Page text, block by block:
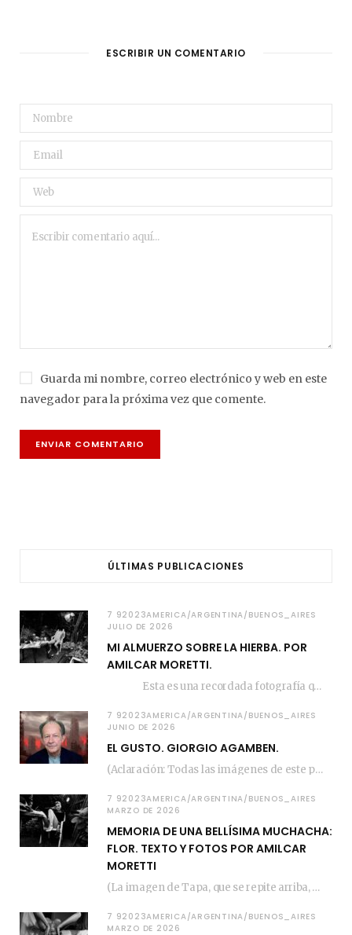
ESCRIBIR UN COMENTARIO
Guarda mi nombre, correo electrónico y web en este
navegador para la próxima vez que comente.
ÚLTIMAS PUBLICACIONES
7 92023AMERICA/ARGENTINA/BUENOS_AIRES
JULIO DE 2026
MI ALMUERZO SOBRE LA HIERBA. POR
AMILCAR MORETTI.
Esta es una recordada fotografía que registré…
7 92023AMERICA/ARGENTINA/BUENOS_AIRES
JUNIO DE 2026
EL GUSTO. GIORGIO AGAMBEN.
(Aclaración: Todas las imágenes de este posteo fueron tomadas de Bloghemia.com, y todos los…
7 92023AMERICA/ARGENTINA/BUENOS_AIRES
MARZO DE 2026
MEMORIA DE UNA BELLÍSIMA MUCHACHA:
FLOR. TEXTO Y FOTOS POR AMILCAR
MORETTI
(La imagen de Tapa, que se repite arriba, fue compuesta por Amilcar Moretti el viernes…
7 92023AMERICA/ARGENTINA/BUENOS_AIRES
MARZO DE 2026